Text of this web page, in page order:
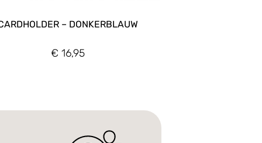
– DONKERBLAUW
€ 16,95